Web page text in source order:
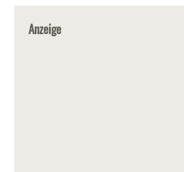
Anzeige